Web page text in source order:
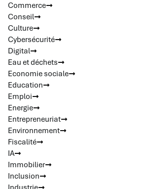
Commerce
Conseil
Culture
Cybersécurité
Digital
Eau et déchets
Economie sociale
Education
Emploi
Energie
Entrepreneuriat
Environnement
Fiscalité
IA
Immobilier
Inclusion